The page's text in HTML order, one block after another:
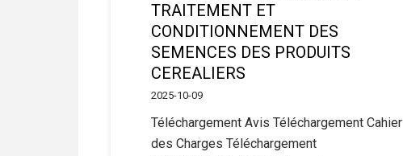
TRAITEMENT ET
CONDITIONNEMENT DES
SEMENCES DES PRODUITS
CEREALIERS
2025-10-09
Téléchargement Avis Téléchargement Cahier
des Charges Téléchargement